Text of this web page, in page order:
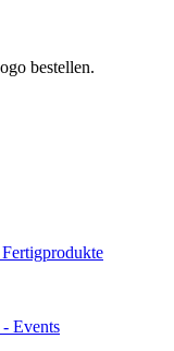
bestellen.